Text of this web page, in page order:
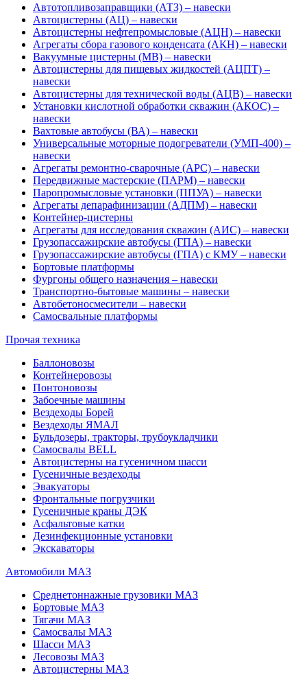
Автотопливозаправщики (АТЗ) – навески
Автоцистерны (АЦ) – навески
Автоцистерны нефтепромысловые (АЦН) – навески
Агрегаты сбора газового конденсата (АКН) – навески
Вакуумные цистерны (МВ) – навески
Автоцистерны для пищевых жидкостей (АЦПТ) –
навески
Автоцистерны для технической воды (АЦВ) – навески
Установки кислотной обработки скважин (АКОС) –
навески
Вахтовые автобусы (ВА) – навески
Универсальные моторные подогреватели (УМП-400) –
навески
Агрегаты ремонтно-сварочные (АРС) – навески
Передвижные мастерские (ПАРМ) – навески
Паропромысловые установки (ППУА) – навески
Агрегаты депарафинизации (АДПМ) – навески
Контейнер-цистерны
Агрегаты для исследования скважин (АИС) – навески
Грузопассажирские автобусы (ГПА) – навески
Грузопассажирские автобусы (ГПА) с КМУ – навески
Бортовые платформы
Фургоны общего назначения – навески
Транспортно-бытовые машины – навески
Автобетоносмесители – навески
Самосвальные платформы
Прочая техника
Баллоновозы
Контейнеровозы
Понтоновозы
Забоечные машины
Вездеходы Борей
Вездеходы ЯМАЛ
Бульдозеры, тракторы, трубоукладчики
Самосвалы BELL
Автоцистерны на гусеничном шасси
Гусеничные вездеходы
Эвакуаторы
Фронтальные погрузчики
Гусеничные краны ДЭК
Асфальтовые катки
Дезинфекционные установки
Экскаваторы
Автомобили МАЗ
Среднетоннажные грузовики МАЗ
Бортовые МАЗ
Тягачи МАЗ
Самосвалы МАЗ
Шасси МАЗ
Лесовозы МАЗ
Автоцистерны МАЗ